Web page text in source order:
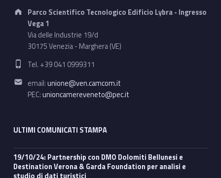
Address:
Parco Scientifico Tecnologico Edificio Lybra - Ingresso
Vega 1
Via delle Industrie 19/d
30175 Venezia - Marghera (VE)
Phone number:
Tel. +39 041 0999311
Email address:
email:unione@ven.camcom.it
PEC:unioncamereveneto@pec.it
ULTIMI COMUNICATI STAMPA
19/10/24: Partnership con DMO Dolomiti Bellunesi e
Destination Verona & Garda Foundation per analisi e